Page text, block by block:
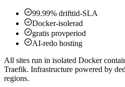
99.99% drifttid-SLA
Docker-isolerad
gratis provperiod
AI-redo hosting
All sites run in isolated Docker
Traefik. Infrastructure powered by
regions.